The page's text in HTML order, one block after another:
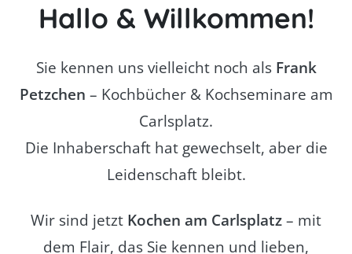
Hallo & Willkommen!
Sie kennen uns vielleicht noch als Frank
Petzchen – Kochbücher & Kochseminare am
Carlsplatz.
Die Inhaberschaft hat gewechselt, aber die
Leidenschaft bleibt.
Wir sind jetzt Kochen am Carlsplatz– mit
dem Flair, das Sie kennen und lieben,